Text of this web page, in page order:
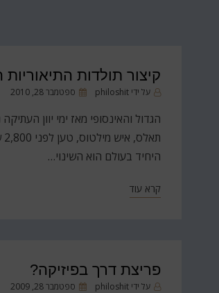
קיצור תולדות
על ידיphiloshit
פורסםספטמבר 28, 2010
הגדול והאינסופי מאז ימי יוון
היחיד בעולם הוא השינוי…
קרא עוד
פריצת דרך בפיזיקה?
על ידיphiloshit
פורסםספטמבר 28, 2009